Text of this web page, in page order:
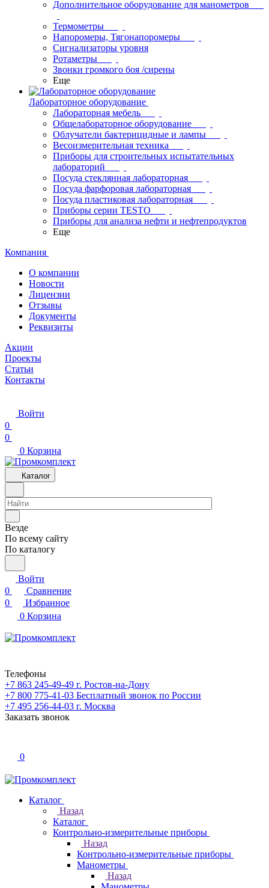
Дополнительное оборудование для манометров
Термометры
Напоромеры, Тягонапоромеры
Сигнализаторы уровня
Ротаметры
Звонки громкого боя /сирены
Еще
Лабораторное оборудование
Лабораторная мебель
Общелабораторное оборудование
Облучатели бактерицидные и лампы
Весоизмерительная техника
Приборы для строительных испытательных
лабораторий
Посуда стеклянная лабораторная
Посуда фарфоровая лабораторная
Посуда пластиковая лабораторная
Приборы серии TESTO
Приборы для анализа нефти и нефтепродуктов
Еще
Компания
О компании
Новости
Лицензии
Отзывы
Документы
Реквизиты
Акции
Проекты
Статьи
Контакты
Войти
0
0
0 Корзина
Каталог
Везде
По всему сайту
По каталогу
Войти
0
Сравнение
0
Избранное
0 Корзина
Телефоны
+7 863 245-49-49 г. Ростов-на-Дону
+7 800 775-41-03 Бесплатный звонок по России
+7 495 256-44-03 г. Москва
Заказать звонок
0
Каталог
Назад
Каталог
Контрольно-измерительные приборы
Назад
Контрольно-измерительные приборы
Манометры
Назад